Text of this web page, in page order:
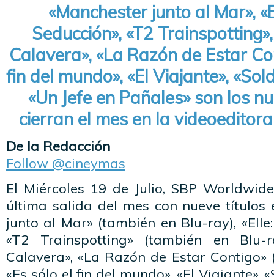
«Manchester junto al Mar»,
Seducción», «T2
Calavera», «La Razón de Estar
fin del mundo», «El Viajante»,
«Un Jefe en Pañales» son los
cierran el mes en la
De la Redacción
Follow @cineymas
El Miércoles 19 de Julio, SBP
última salida del mes con nueve títulos
junto al Mar» (también en Blu-ray),
«T2 Trainspotting» (también en Blu-
Calavera», «La Razón de Estar